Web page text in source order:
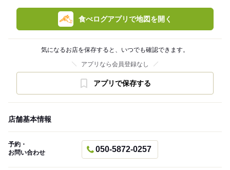
食べログアプリで地図を開く
気になるお店を保存すると、いつでも確認できます。
アプリなら会員登録なし
アプリで保存する
店舗基本情報
予約・
お問い合わせ
050-5872-0257